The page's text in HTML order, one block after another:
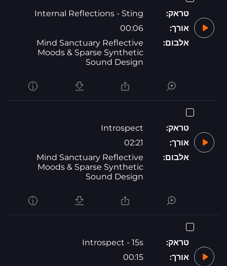
טראק:
Internal Reflections - Sting
אורך:
00:06
אלבום:
Mind Sanctuary Reflective
Moods & Sparse Synthetic
Sound Design
טראק:
Introspect
אורך:
02:21
אלבום:
Mind Sanctuary Reflective
Moods & Sparse Synthetic
Sound Design
טראק:
Introspect - 15s
אורך:
00:15